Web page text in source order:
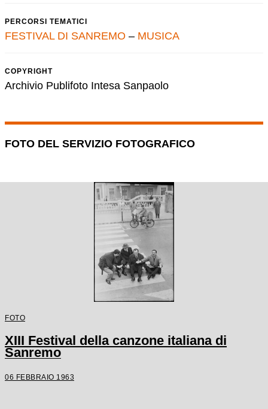
PERCORSI TEMATICI
FESTIVAL DI SANREMO – MUSICA
COPYRIGHT
Archivio Publifoto Intesa Sanpaolo
FOTO DEL SERVIZIO FOTOGRAFICO
FOTO
XIII Festival della canzone italiana di
Sanremo
06 FEBBRAIO 1963